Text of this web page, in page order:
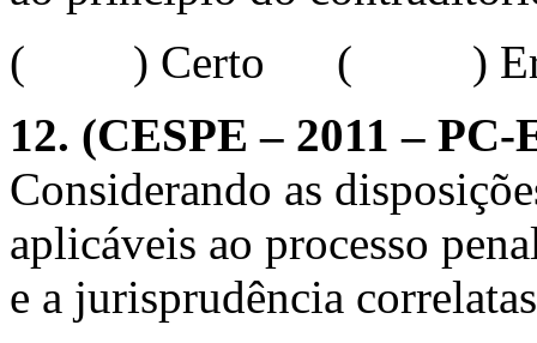
( ) Certo ( )
12. (CESPE – 2011 –
Considerando as
aplicáveis ao processo
e a jurisprudência